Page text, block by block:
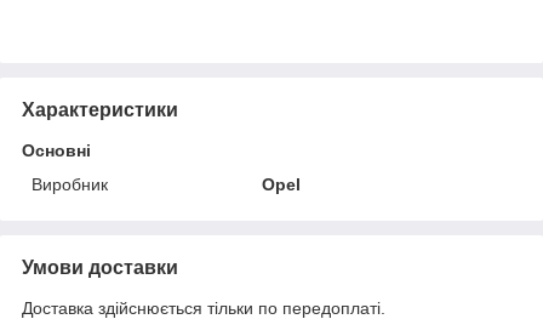
Характеристики
Основні
Виробник
Opel
Умови доставки
Доставка здійснюється тільки по передоплаті.